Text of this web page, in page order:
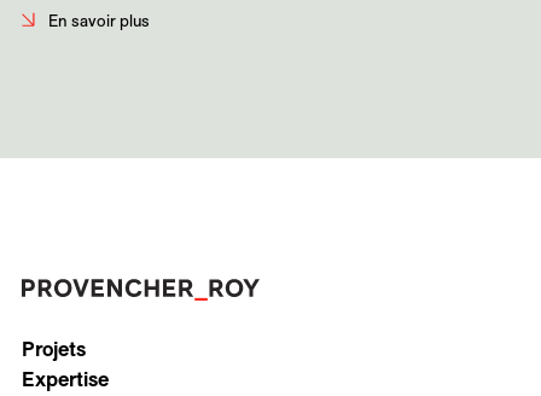
En savoir plus
Projets
Expertise